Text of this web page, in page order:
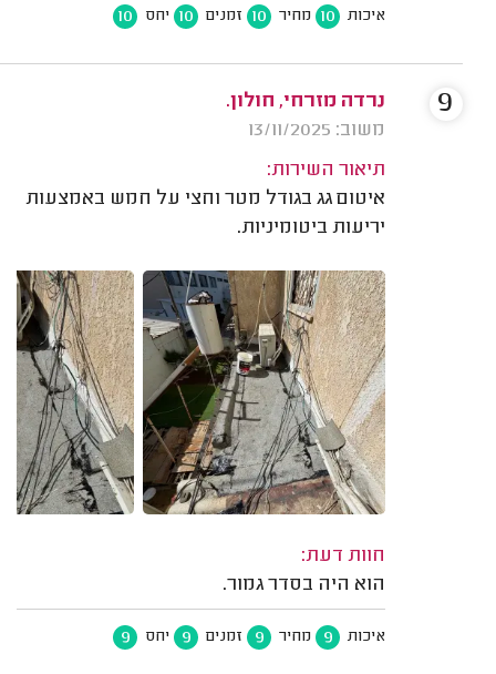
איכות 10 מחיר 10 זמנים 10 יחס 10
נרדה מזרחי, חולון.
משוב: 13/11/2025
תיאור השירות:
איטום גג בגודל מטר וחצי על חמש באמצעות
יריעות ביטומיניות.
חוות דעת:
הוא היה בסדר גמור.
איכות 9 מחיר 9 זמנים 9 יחס 9
9